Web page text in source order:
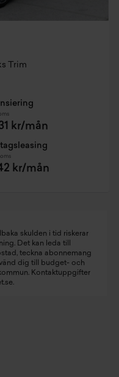
Trim
kr/mån
kr/mån
skulden i tid riskerar
Det kan leda till
teckna abonnemang
dig till budget- och
Kontaktuppgifter
.